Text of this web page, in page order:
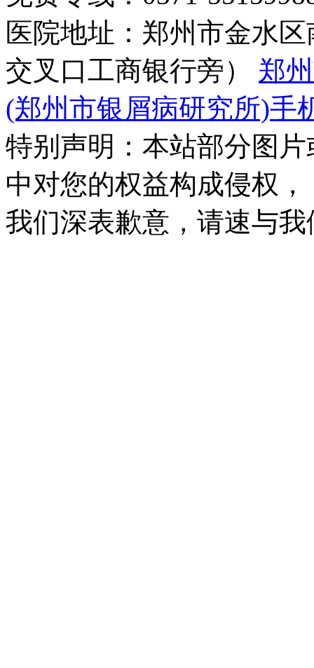
医院地址：郑州市金水
交叉口工商银行旁） 郑
(郑州市银屑病研究所)手
特别声明：本站部分图
中对您的权益构成侵权，
我们深表歉意，请速与